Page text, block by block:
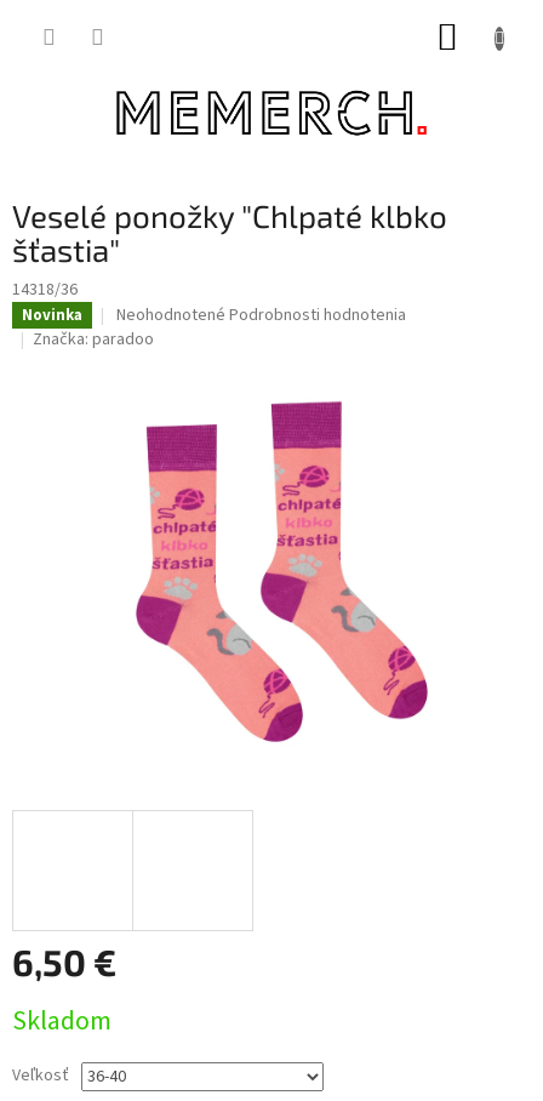
Veselé ponožky "Chlpaté klbko
šťastia"
14318/36
Novinka
Priemerné
hodnotenie
hviezdičiek.
Neohodnotené Podrobnosti hodnotenia
Značka: paradoo
6,50 €
cena:
Skladom
Veľkosť